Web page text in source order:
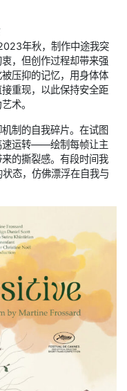
年秋，制作中途我突
，但创作过程却带来强
压抑的记忆，用身体体
重现，以此保持安全距
术。
制的自我碎片。在试图
速运转——绘制每帧让主
的撕裂感。有段时间我
态，仿佛漂浮在自我与